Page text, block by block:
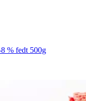
% fedt 500g